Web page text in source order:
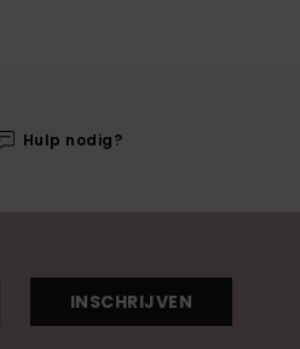
Hulp nodig?
INSCHRIJVEN